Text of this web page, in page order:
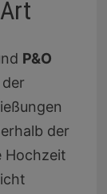
P&O
der
Hochzeit